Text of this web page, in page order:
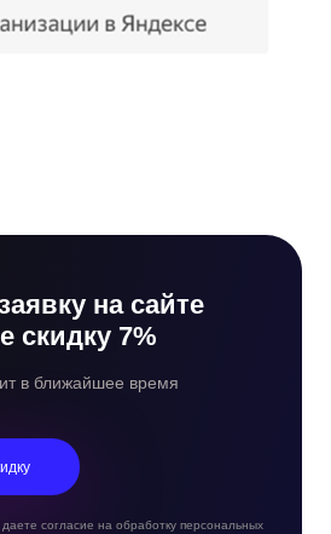
на сайте
скидку 7%
в ближайшее время
согласие на обработку персональных